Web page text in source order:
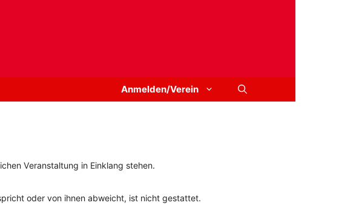
Anmelden/Verein
Veranstaltung in Einklang stehen.
oder von ihnen abweicht, ist nicht gestattet.